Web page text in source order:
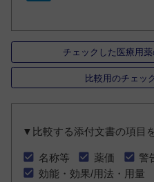
チェックした医療用
比較用のチェッ
▼比較する添付文書の項目
名称等 薬価 警
効能・効果/用法・用量